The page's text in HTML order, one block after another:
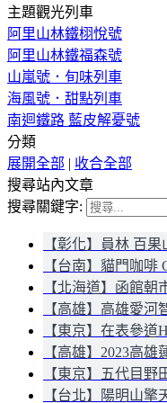
主題觀光列車
阿里山林鐵栩悅號
阿里山林鐵福森號
山嵐號．旬味列車
海風號．甜點列車
南迴鐵路 藍皮解憂號
分類
展開全部 | 收合全部
搜尋站內文章
搜尋關鍵字:
【彰化】員林 百
【台南】貓門咖啡
【北海道】函館朝
【高雄】高雄愛
【東京】在表參道
【高雄】2023高
【東京】五代目
【台北】陽明山擎